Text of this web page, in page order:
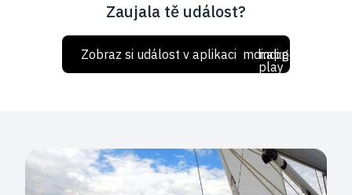
Zaujala tě událost?
Zobraz si událost v aplikaci mdi:apple
mdi:google-
play